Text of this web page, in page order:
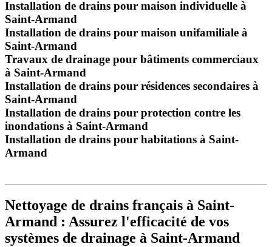
Installation de drains pour maison individuelle à
Saint-Armand
Installation de drains pour maison unifamiliale à
Saint-Armand
Travaux de drainage pour bâtiments commerciaux
à Saint-Armand
Installation de drains pour résidences secondaires à
Saint-Armand
Installation de drains pour protection contre les
inondations à Saint-Armand
Installation de drains pour habitations à Saint-
Armand
Nettoyage de drains français à Saint-
Armand : Assurez l'efficacité de vos
systèmes de drainage à Saint-Armand